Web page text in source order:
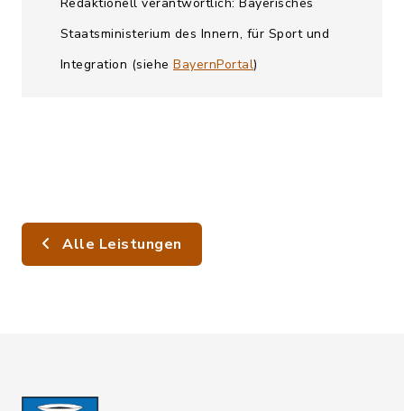
Staatsministerium des Innern, für Sport und
Integration (siehe BayernPortal)
Alle Leistungen